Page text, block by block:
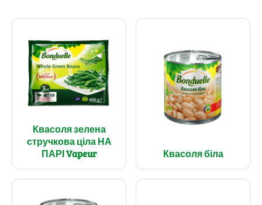
Квасоля зелена
стручкова ціла НА
ПАРІ Vapeur
Квасоля біла